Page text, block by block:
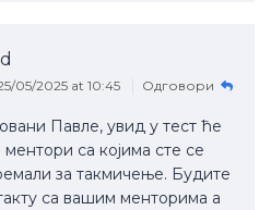
05/2025 at 10:45 Одговори
Павле, увид у тест ће
ментори са којима сте се
за такмичење. Будите
са вашим менторима а